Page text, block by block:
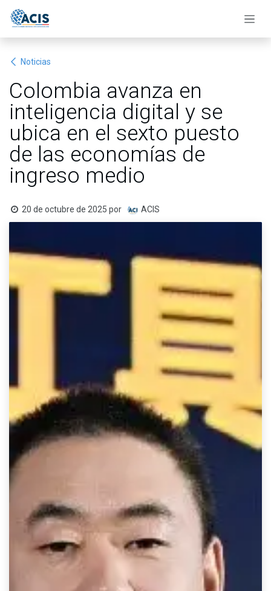
Noticias
Colombia avanza en
inteligencia digital y se
ubica en el sexto puesto
de las economías de
ingreso medio
20 de octubre de 2025 por ACIS